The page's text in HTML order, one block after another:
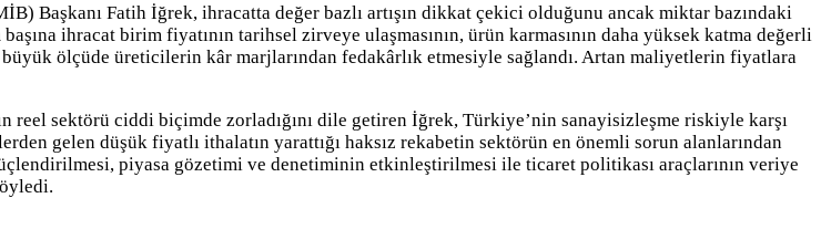
Başkanı Fatih İğrek, ihracatta değer bazlı artışın dikkat çekici olduğunu ancak miktar bazındaki
ihracat birim fiyatının tarihsel zirveye ulaşmasının, ürün karmasının daha yüksek katma değerli
ölçüde üreticilerin kâr marjlarından fedakârlık etmesiyle sağlandı. Artan maliyetlerin fiyatlara
sektörü ciddi biçimde zorladığını dile getiren İğrek, Türkiye’nin sanayisizleşme riskiyle karşı
gelen düşük fiyatlı ithalatın yarattığı haksız rekabetin sektörün en önemli sorun alanlarından
piyasa gözetimi ve denetiminin etkinleştirilmesi ile ticaret politikası araçlarının veriye